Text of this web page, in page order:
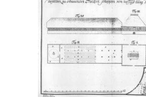
Museum
Bergmannsweg
Hallo Kinder